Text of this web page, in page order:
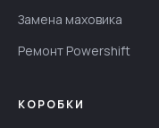
Замена маховика
Ремонт Powershift
КОРОБКИ